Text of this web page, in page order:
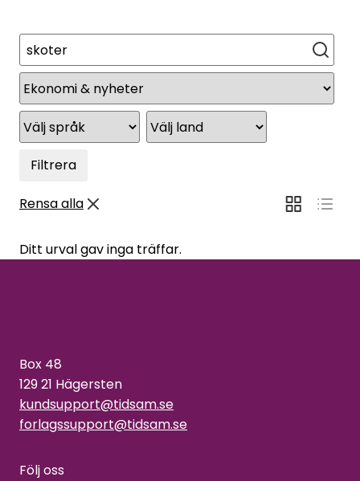
Sök
Filtrera
Rensa alla
Ditt urval gav inga träffar.
Box 48
129 21 Hägersten
kundsupport@tidsam.se
forlagssupport@tidsam.se
Följ oss